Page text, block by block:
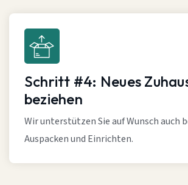
Schritt #4: Neues
beziehen
Wir unterstützen Sie auf Wunsch auch
Auspacken und Einrichten.